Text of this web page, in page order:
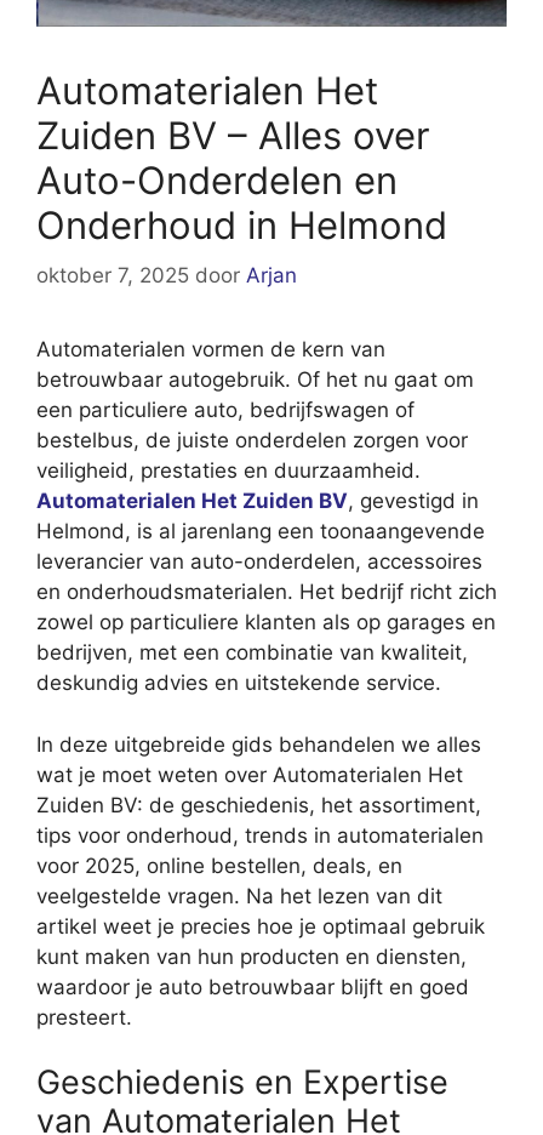
Automaterialen Het
Zuiden BV – Alles over
Auto-Onderdelen en
Onderhoud in Helmond
oktober 7, 2025 door Arjan
Automaterialen vormen de kern van
betrouwbaar autogebruik. Of het nu gaat om
een particuliere auto, bedrijfswagen of
bestelbus, de juiste onderdelen zorgen voor
veiligheid, prestaties en duurzaamheid.
Automaterialen Het Zuiden BV, gevestigd in
Helmond, is al jarenlang een toonaangevende
leverancier van auto-onderdelen, accessoires
en onderhoudsmaterialen. Het bedrijf richt zich
zowel op particuliere klanten als op garages en
bedrijven, met een combinatie van kwaliteit,
deskundig advies en uitstekende service.
In deze uitgebreide gids behandelen we alles
wat je moet weten over Automaterialen Het
Zuiden BV: de geschiedenis, het assortiment,
tips voor onderhoud, trends in automaterialen
voor 2025, online bestellen, deals, en
veelgestelde vragen. Na het lezen van dit
artikel weet je precies hoe je optimaal gebruik
kunt maken van hun producten en diensten,
waardoor je auto betrouwbaar blijft en goed
presteert.
Geschiedenis en Expertise
van Automaterialen Het